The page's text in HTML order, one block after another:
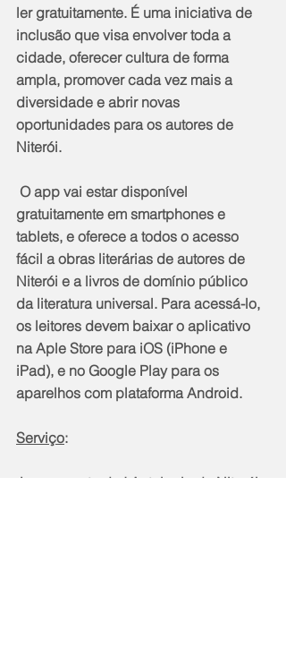
ler gratuitamente. É uma iniciativa de
inclusão que visa envolver toda a
cidade, oferecer cultura de forma
ampla, promover cada vez mais a
diversidade e abrir novas
oportunidades para os autores de
Niterói.
gratuitamente em smartphones e
tablets, e oferece a todos o acesso
fácil a obras literárias de autores de
Niterói e a livros de domínio público
da literatura universal. Para acessá-lo,
os leitores devem baixar o aplicativo
na Aple Store para iOS (iPhone e
iPad), e no Google Play para os
aparelhos com plataforma Android.
Serviço: